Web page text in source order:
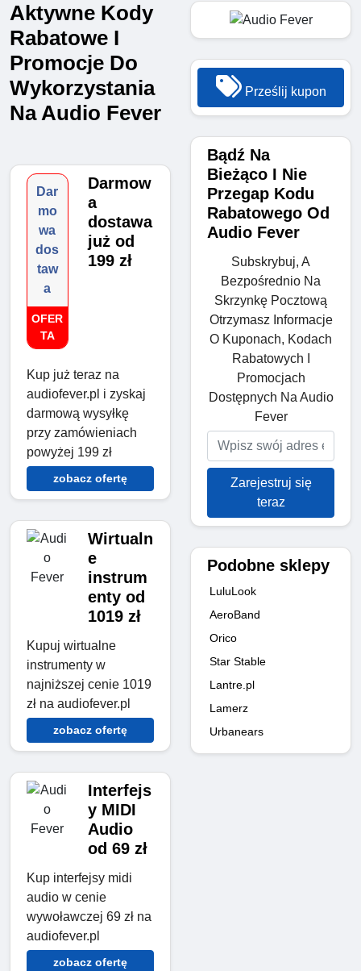
Aktywne Kody
Rabatowe I
Promocje Do
Wykorzystania
Na Audio Fever
Dar
mo
wa
dos
taw
a
OFER
TA
Darmow
a
dostawa
już od
199 zł
Kup już teraz na
audiofever.pl i zyskaj
darmową wysyłkę
przy zamówieniach
powyżej 199 zł
zobacz ofertę
Wirtualn
e
instrum
enty od
1019 zł
Kupuj wirtualne
instrumenty w
najniższej cenie 1019
zł na audiofever.pl
zobacz ofertę
Interfejs
y MIDI
Audio
od 69 zł
Kup interfejsy midi
audio w cenie
wywoławczej 69 zł na
audiofever.pl
zobacz ofertę
Prześlij kupon
Bądź Na
Bieżąco I Nie
Przegap Kodu
Rabatowego Od
Audio Fever
Subskrybuj, A
Bezpośrednio Na
Skrzynkę Pocztową
Otrzymasz Informacje
O Kuponach, Kodach
Rabatowych I
Promocjach
Dostępnych Na Audio
Fever
Zarejestruj się
teraz
Podobne sklepy
LuluLook
AeroBand
Orico
Star Stable
Lantre.pl
Lamerz
Urbanears